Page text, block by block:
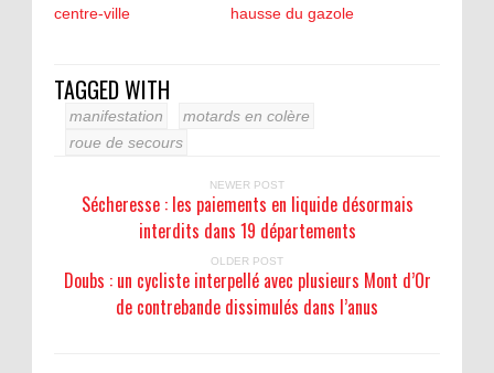
centre-ville
hausse du gazole
TAGGED WITH
manifestation
motards en colère
roue de secours
NEWER POST
Sécheresse : les paiements en liquide désormais
interdits dans 19 départements
OLDER POST
Doubs : un cycliste interpellé avec plusieurs Mont d’Or
de contrebande dissimulés dans l’anus